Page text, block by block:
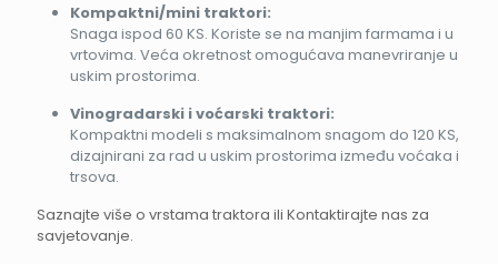
Kompaktni/mini traktori:
Snaga ispod 60 KS. Koriste se na manjim farmama i u
vrtovima. Veća okretnost omogućava manevriranje u
uskim prostorima.
Vinogradarski i voćarski traktori:
Kompaktni modeli s maksimalnom snagom do 120 KS,
dizajnirani za rad u uskim prostorima između voćaka i
trsova.
Saznajte više o vrstama traktora ili Kontaktirajte nas za
savjetovanje.